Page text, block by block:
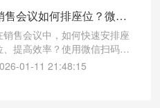
销售会议如何排座位？微信扫码查座位系统让效率翻倍
销售会议中，如何快速安排座
、提高效率？使用微信扫码查
位系统，一键查询座位号，支
01-11 21:48:15